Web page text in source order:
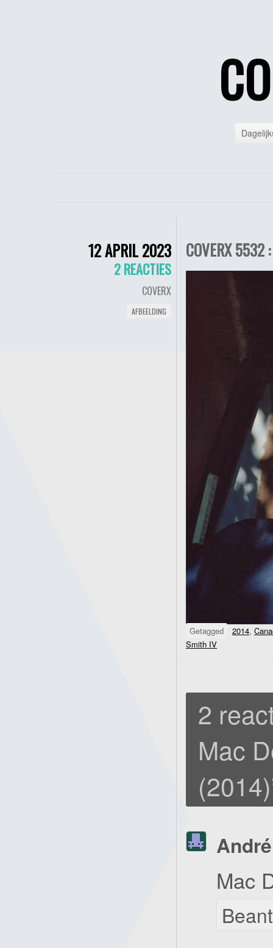
12 APRIL 2023
2 REACTIES
COVERX
AFBEELDING
COVERX 5532
Getagged 2014,
Smith IV
2
Mac
(2014)
André
Mac